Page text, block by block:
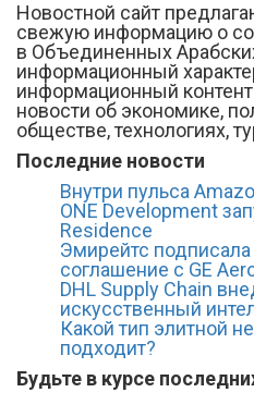
Новостной сайт
свежую информацию о
в Объединенных
информационный
информационный
новости об экономике,
обществе, технологиях,
Последние новости
Внутри пульса
ONE Development
Residence
Эмирейтс
соглашение с GE
DHL Supply Chain
искусственный
Какой тип элитной
подходит?
Будьте в курсе